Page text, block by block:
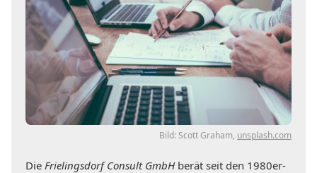
Bild: Scott Graham, unsplash.com
Die Frielingsdorf Consult GmbHberät seit den 1980er-